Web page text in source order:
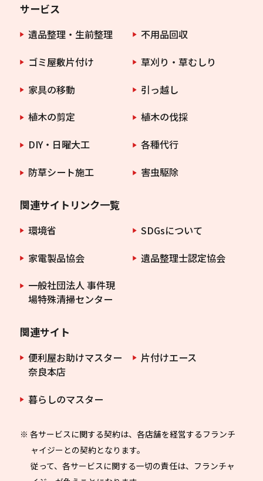
サービス
遺品整理・生前整理
不用品回収
ゴミ屋敷片付け
草刈り・草むしり
家具の移動
引っ越し
植木の剪定
植木の伐採
DIY・日曜大工
各種代行
防草シート施工
害虫駆除
関連サイトリンク一覧
環境省
SDGsについて
家電製品協会
遺品整理士認定協会
一般社団法人 事件現
場特殊清掃センター
関連サイト
便利屋お助けマスター
奈良本店
片付けエース
暮らしのマスター
※ 各サービスに関する契約は、各店舗を経営するフランチ
ャイジーとの契約となります。
従って、各サービスに関する一切の責任は、フランチャ